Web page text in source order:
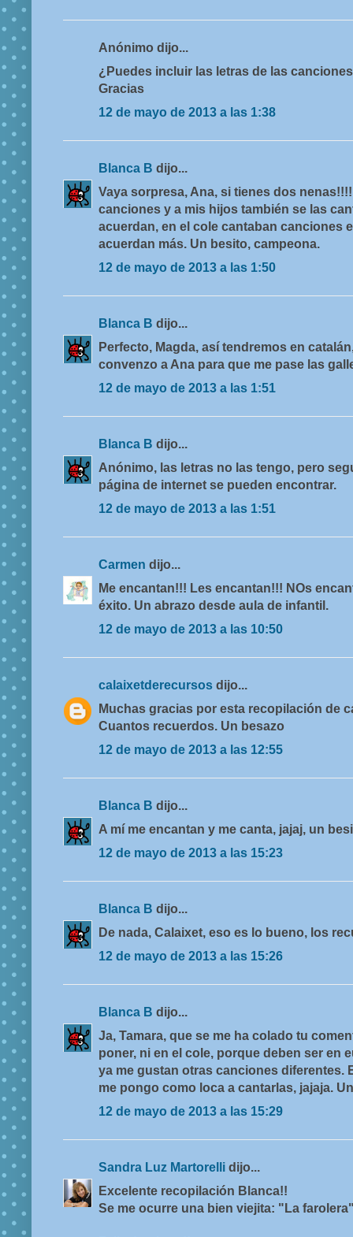
Anónimo dijo...
¿Puedes incluir las letras de las
Gracias
12 de mayo de 2013 a las 1:38
Blanca B dijo...
Vaya sorpresa, Ana, si tienes dos
canciones y a mis hijos también se las
acuerdan, en el cole cantaban canciones
acuerdan más. Un besito, campeona.
12 de mayo de 2013 a las 1:50
Blanca B dijo...
Perfecto, Magda, así tendremos en
convenzo a Ana para que me pase las
12 de mayo de 2013 a las 1:51
Blanca B dijo...
Anónimo, las letras no las tengo, pero
página de internet se pueden encontrar.
12 de mayo de 2013 a las 1:51
Carmen dijo...
Me encantan!!! Les encantan!!! NOs
éxito. Un abrazo desde aula de infantil.
12 de mayo de 2013 a las 10:50
calaixetderecursos dijo...
Muchas gracias por esta recopilación de
Cuantos recuerdos. Un besazo
12 de mayo de 2013 a las 12:55
Blanca B dijo...
A mí me encantan y me canta, jajaj, un
12 de mayo de 2013 a las 15:23
Blanca B dijo...
De nada, Calaixet, eso es lo bueno, los
12 de mayo de 2013 a las 15:26
Blanca B dijo...
Ja, Tamara, que se me ha colado tu
poner, ni en el cole, porque deben ser en
ya me gustan otras canciones diferentes.
me pongo como loca a cantarlas, jajaja.
12 de mayo de 2013 a las 15:29
Sandra Luz Martorelli dijo...
Excelente recopilación Blanca!!
Se me ocurre una bien viejita: "La